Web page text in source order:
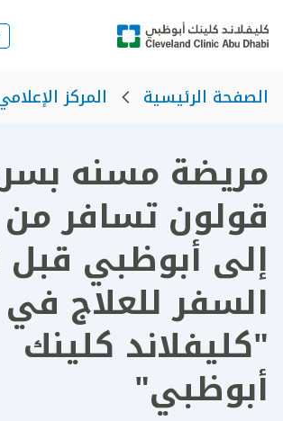
الصفحة الرئيسية المركز
مريضة مسنه
قولون تسافر
إلى أبوظبي
السفر للعلاج في
"كليفلاند كلينك
أبوظبي"